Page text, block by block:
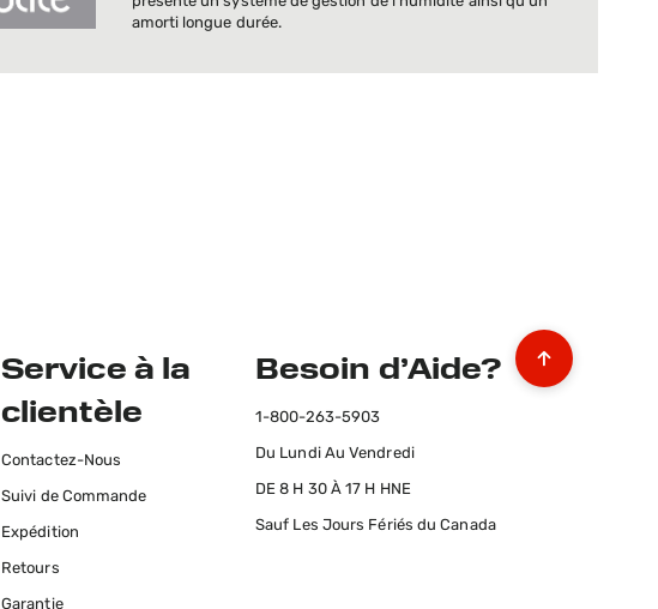
amorti longue durée.
Service à la
clientèle
Contactez-Nous
Suivi de Commande
Expédition
Retours
Garantie
Besoin d’Aide?
1-800-263-5903
Du Lundi Au Vendredi
DE 8 H 30 À 17 H HNE
Sauf Les Jours Fériés du Canada